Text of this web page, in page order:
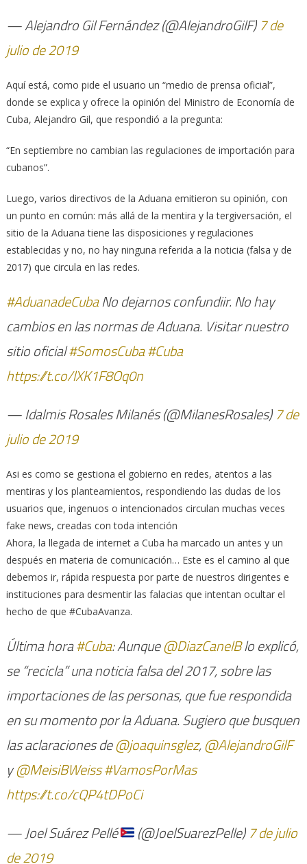
— Alejandro Gil Fernández (@AlejandroGilF)7 de
julio de 2019
Aquí está, como pide el usuario un “medio de prensa oficial”,
donde se explica y ofrece la opinión del Ministro de Economía de
Cuba, Alejandro Gil, que respondió a la pregunta:
“En septiembre no cambian las regulaciones de importación para
cubanos”.
Luego, varios directivos de la Aduana emitieron su opinión, con
un punto en común: más allá de la mentira y la tergiversación, el
sitio de la Aduana tiene las disposiciones y regulaciones
establecidas y no, no hay ninguna referida a la noticia (falsa y de
2017) que circula en las redes.
#AduanadeCubaNo dejarnos confundiir. No hay
cambios en las normas de Aduana. Visitar nuestro
sitio oficial#SomosCuba#Cuba
https://t.co/lXK1F8Oq0n
— Idalmis Rosales Milanés (@MilanesRosales)7 de
julio de 2019
Asi es como se gestiona el gobierno en redes, atentos a las
mentiras y los planteamientos, respondiendo las dudas de los
usuarios que, ingenuos o intencionados circulan muchas veces
fake news, creadas con toda intención
Ahora, la llegada de internet a Cuba ha marcado un antes y un
después en materia de comunicación… Este es el camino al que
debemos ir, rápida respuesta por parte de nuestros dirigentes e
instituciones para desmentir las falacias que intentan ocultar el
hecho de que #CubaAvanza.
Última hora#Cuba: Aunque@DiazCanelBlo explicó,
se “recicla” una noticia falsa del 2017, sobre las
importaciones de las personas, que fue respondida
en su momento por la Aduana. Sugiero que busquen
las aclaraciones de@joaquinsglez,@AlejandroGilF
y@MeisiBWeiss#VamosPorMas
https://t.co/cQP4tDPoCi
— Joel Suárez Pellé
(@JoelSuarezPelle)7 de julio
de 2019